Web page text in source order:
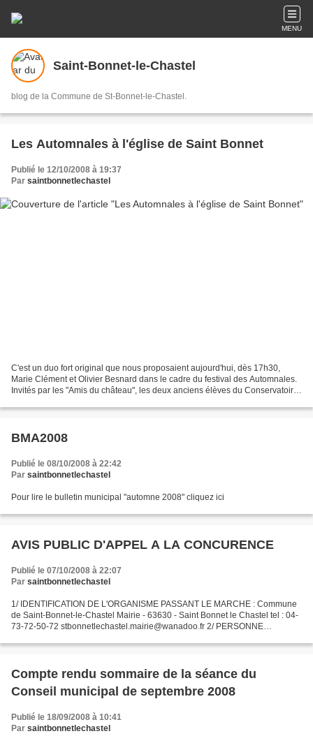
MENU
Saint-Bonnet-le-Chastel
blog de la Commune de St-Bonnet-le-Chastel.
Les Automnales à l'église de Saint Bonnet
Publié le 12/10/2008 à 19:37
Par saintbonnetlechastel
C'est un duo fort original que nous proposaient aujourd'hui, dès 17h30,
Marie Clément et Olivier Besnard dans le cadre du festival des Automnales.
Invités par les "Amis du château", les deux anciens élèves du Conservatoire
BMA2008
Publié le 08/10/2008 à 22:42
Par saintbonnetlechastel
Pour lire le bulletin municipal "automne 2008" cliquez ici
AVIS PUBLIC D'APPEL A LA CONCURENCE
Publié le 07/10/2008 à 22:07
Par saintbonnetlechastel
1/ IDENTIFICATION DE L'ORGANISME PASSANT LE MARCHE : Commune
de Saint-Bonnet-le-Chastel Mairie - 63630 - Saint Bonnet le Chastel tel : 04-
73-72-50-72 stbonnetlechastel.mairie@wanadoo.fr 2/ PERSONNE
Compte rendu sommaire de la séance du
Conseil municipal de septembre 2008
Publié le 18/09/2008 à 10:41
Par saintbonnetlechastel